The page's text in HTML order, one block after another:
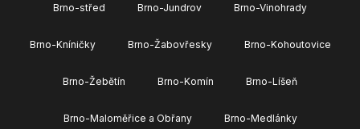
Brno-střed Brno-Jundrov Brno-Vinohrady
Brno-Kníničky Brno-Žabovřesky Brno-Kohoutovice
Brno-Žebětín Brno-Komín Brno-Líšeň
Brno-Maloměřice a Obřany Brno-Medlánky